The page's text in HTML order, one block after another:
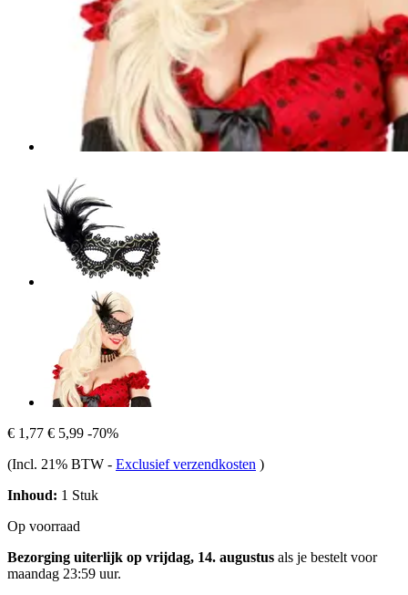
€ 1,77 € 5,99 -70%
(Incl. 21% BTW - Exclusief verzendkosten )
Inhoud: 1 Stuk
Op voorraad
Bezorging uiterlijk op vrijdag, 14. augustus als je bestelt voor
maandag 23:59 uur.